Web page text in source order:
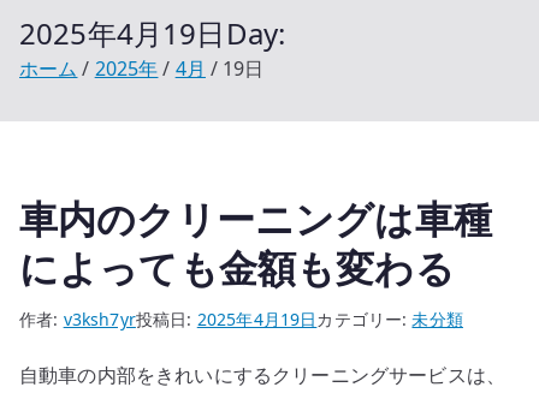
2025年4月19日 Day:
ホーム 2025年 4月 19日
車内のクリーニングは車種
によっても金額も変わる
作者: v3ksh7yr投稿日: 2025年4月19日カテゴリー:未分類
自動車の内部をきれいにするクリーニングサービスは、